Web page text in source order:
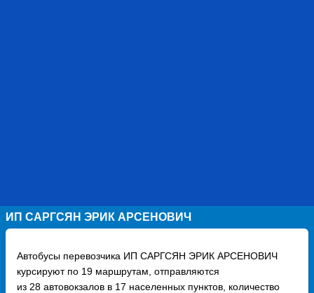
ИП САРГСЯН ЭРИК АРСЕНОВИЧ
Автобусы перевозчика ИП САРГСЯН ЭРИК АРСЕНОВИЧ
курсируют по 19 маршрутам, отправляются
из 28 автовокзалов в 17 населенных пунктов, количество